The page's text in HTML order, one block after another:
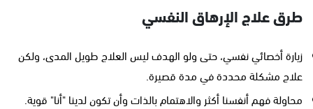
طرق علاج الإرهاق النفسي
زيارة أخصائي نفسي، حتى ولو الهدف ليس العلاج طويل المدى، ولكن
علاج مشكلة محددة في مدة قصيرة.
محاولة فهم أنفسنا أكثر والاهتمام بالذات وأن تكون لدينا "أنا" قوية.